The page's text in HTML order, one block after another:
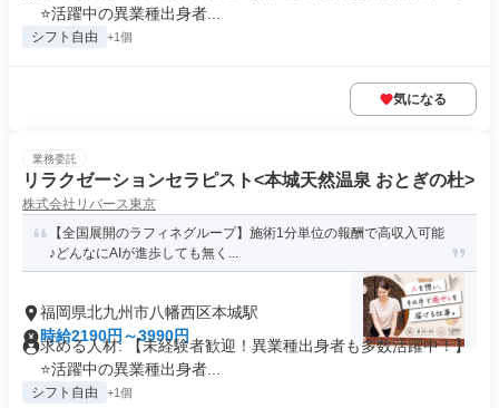
⭐️活躍中の異業種出身者...
シフト自由 +1個
気になる
業務委託
リラクゼーションセラピスト<本城天然温泉 おとぎの杜>
株式会社リバース東京
【全国展開のラフィネグループ】施術1分単位の報酬で高収入可能
♪どんなにAIが進歩しても無く...
福岡県北九州市八幡西区本城駅
時給2190円～3990円
求める人材: 【未経験者歓迎！異業種出身者も多数活躍中！】
⭐️活躍中の異業種出身者...
シフト自由 +1個